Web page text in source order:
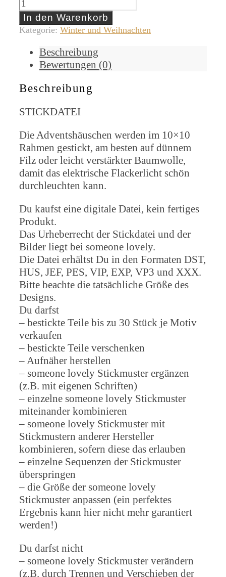
In den Warenkorb
Kategorie: Winter und Weihnachten
Beschreibung
Bewertungen (0)
Beschreibung
STICKDATEI
Die Adventshäuschen werden im 10×10
Rahmen gestickt, am besten auf dünnem
Filz oder leicht verstärkter Baumwolle,
damit das elektrische Flackerlicht schön
durchleuchten kann.
Du kaufst eine digitale Datei, kein fertiges
Produkt.
Das Urheberrecht der Stickdatei und der
Bilder liegt bei someone lovely.
Die Datei erhältst Du in den Formaten DST,
HUS, JEF, PES, VIP, EXP, VP3 und XXX.
Bitte beachte die tatsächliche Größe des
Designs.
Du darfst
– bestickte Teile bis zu 30 Stück je Motiv
verkaufen
– bestickte Teile verschenken
– Aufnäher herstellen
– someone lovely Stickmuster ergänzen
(z.B. mit eigenen Schriften)
– einzelne someone lovely Stickmuster
miteinander kombinieren
– someone lovely Stickmuster mit
Stickmustern anderer Hersteller
kombinieren, sofern diese das erlauben
– einzelne Sequenzen der Stickmuster
überspringen
– die Größe der someone lovely
Stickmuster anpassen (ein perfektes
Ergebnis kann hier nicht mehr garantiert
werden!)
Du darfst nicht
– someone lovely Stickmuster verändern
(z.B. durch Trennen und Verschieben der